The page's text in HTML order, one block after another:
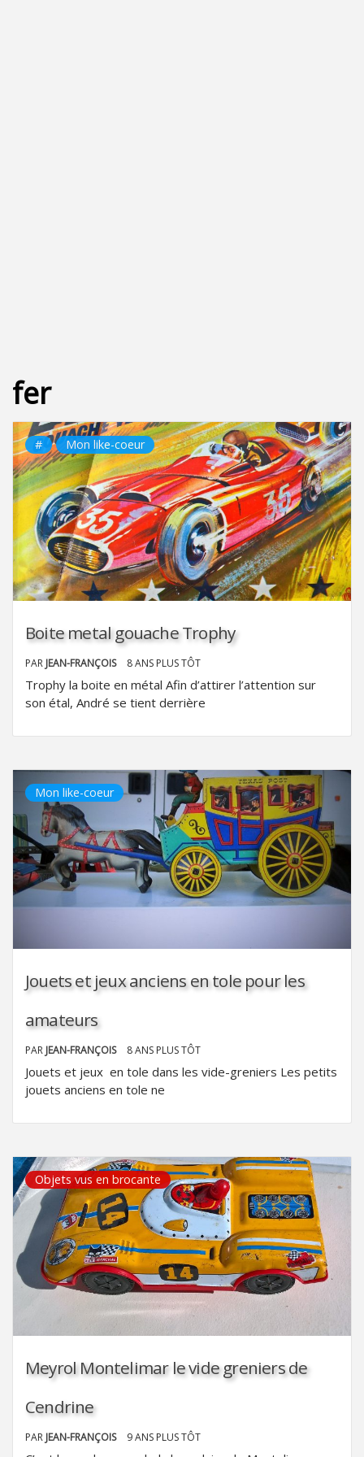
fer
# Mon like-coeur
Boite metal gouache Trophy
PAR JEAN-FRANÇOIS 8 ANS PLUS TÔT
Trophy la boite en métal Afin d’attirer l’attention sur
son étal, André se tient derrière
Mon like-coeur
Jouets et jeux anciens en tole pour les
amateurs
PAR JEAN-FRANÇOIS 8 ANS PLUS TÔT
Jouets et jeux en tole dans les vide-greniers Les petits
jouets anciens en tole ne
Objets vus en brocante
Meyrol Montelimar le vide greniers de
Cendrine
PAR JEAN-FRANÇOIS 9 ANS PLUS TÔT